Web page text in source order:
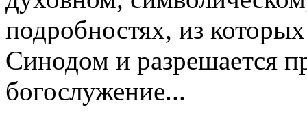
подробностях, из
Синодом и разрешается
богослужение...